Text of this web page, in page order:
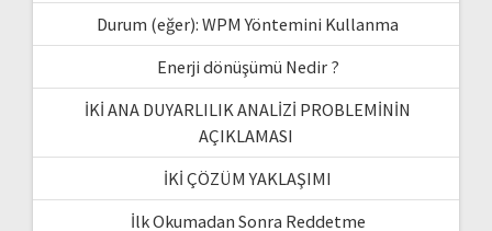
Durum (eğer): WPM Yöntemini Kullanma
Enerji dönüşümü Nedir ?
İKİ ANA DUYARLILIK ANALİZİ PROBLEMİNİN
AÇIKLAMASI
İKİ ÇÖZÜM YAKLAŞIMI
İlk Okumadan Sonra Reddetme